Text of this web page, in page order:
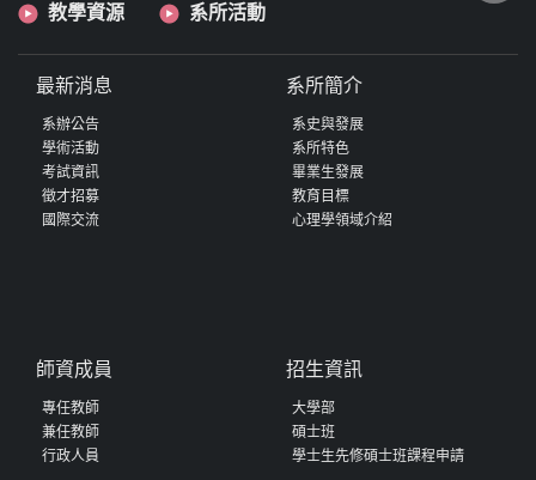
教學資源
系所活動
最新消息
系辦公告
學術活動
考試資訊
徵才招募
國際交流
系所簡介
系史與發展
系所特色
畢業生發展
教育目標
心理學領域介紹
師資成員
專任教師
兼任教師
行政人員
招生資訊
大學部
碩士班
學士生先修碩士班課程申請